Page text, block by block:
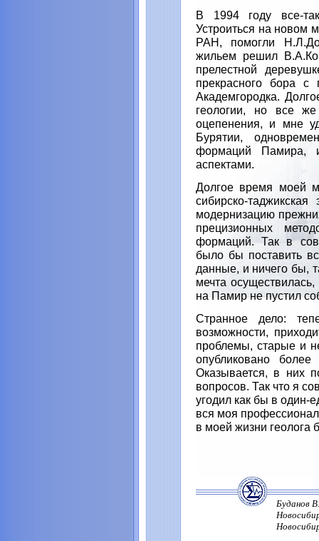
В 1994 году все-
Устроиться на новом
РАН, помогли
жильем решил
прелестной
прекрасного бора
Академгородка.
геологии, но все
оцепенения, и мне
Бурятии,
формаций Памира,
аспектами.
Долгое время моей
сибирско-
модернизацию
прецизионных
формаций. Так в
было бы поставить
данные, и ничего бы,
мечта
на Памир не пустил
Странное дело:
возможности,
проблемы, старые и
опубликовано
Оказывается, в них
вопросов. Так что я
угодил как бы в один-
вся моя
в моей жизни геолога
Буданов